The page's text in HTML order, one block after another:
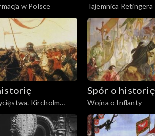
w Polsce Tajemnica Retingera
Kircholm
Spór o historię
Wojna o Inflanty